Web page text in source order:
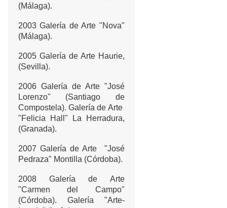
(Málaga).
2003 Galería de Arte "Nova"
(Málaga).
2005 Galería de Arte Haurie,
(Sevilla).
2006 Galería de Arte "José
Lorenzo" (Santiago de
Compostela). Galería de Arte
"Felicia Hall" La Herradura,
(Granada).
2007 Galería de Arte "José
Pedraza" Montilla (Córdoba).
2008 Galería de Arte
"Carmen del Campo"
(Córdoba). Galería "Arte-